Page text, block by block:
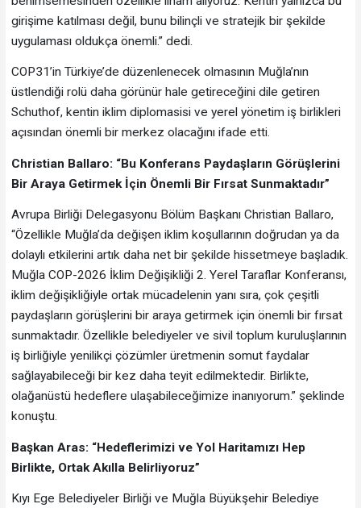
girişime katılması değil, bunu bilinçli ve stratejik bir şekilde
uygulaması oldukça önemli.” dedi.
COP31’in Türkiye’de düzenlenecek olmasının Muğla’nın
üstlendiği rolü daha görünür hale getireceğini dile getiren
Schuthof, kentin iklim diplomasisi ve yerel yönetim iş birlikleri
açısından önemli bir merkez olacağını ifade etti.
Christian Ballaro: “Bu Konferans Paydaşların Görüşlerini
Bir Araya Getirmek İçin Önemli Bir Fırsat Sunmaktadır”
Avrupa Birliği Delegasyonu Bölüm Başkanı Christian Ballaro,
“Özellikle Muğla’da değişen iklim koşullarının doğrudan ya da
dolaylı etkilerini artık daha net bir şekilde hissetmeye başladık.
Muğla COP-2026 İklim Değişikliği 2. Yerel Taraflar Konferansı,
iklim değişikliğiyle ortak mücadelenin yanı sıra, çok çeşitli
paydaşların görüşlerini bir araya getirmek için önemli bir fırsat
sunmaktadır. Özellikle belediyeler ve sivil toplum kuruluşlarının
iş birliğiyle yenilikçi çözümler üretmenin somut faydalar
sağlayabileceği bir kez daha teyit edilmektedir. Birlikte,
olağanüstü hedeflere ulaşabileceğimize inanıyorum.” şeklinde
konuştu.
Başkan Aras: “Hedeflerimizi ve Yol Haritamızı Hep
Birlikte, Ortak Akılla Belirliyoruz”
Kıyı Ege Belediyeler Birliği ve Muğla Büyükşehir Belediye